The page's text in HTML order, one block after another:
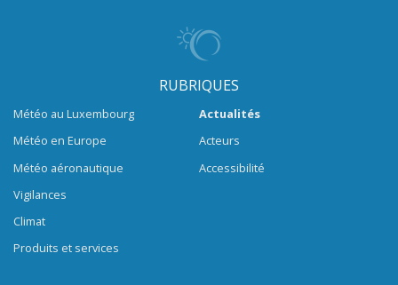
RUBRIQUES
Météo au Luxembourg
Météo en Europe
Météo aéronautique
Vigilances
Climat
Produits et services
Actualités
Acteurs
Accessibilité